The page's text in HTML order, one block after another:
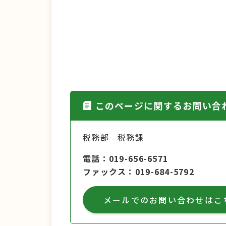
このページに関するお問い合
税務部 税務課
電話
019-656-6571
ファックス
019-684-5792
メールでのお問い合わせはこ